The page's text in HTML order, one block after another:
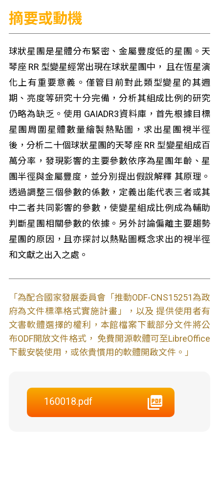
摘要或動機
球狀星團是星體分布緊密、金屬豐度低的星團。天
琴座 RR 型變星經常出現在球狀星團中， 且在恆星演
化上有重要意義。僅管目前對此類型變星的其週
期、亮度等研究十分完備，分析其組成比例的研究
仍略為缺乏。使用 GAIADR3資料庫，首先根據目標
星團周圍星體數量繪製熱點圖，求出星團視半徑
後，分析二十個球狀星團的天琴座 RR 型變星組成百
萬分率，發現影響的主要參數依序為星團年齡、星
團半徑與金屬豐度，並分別提出假說解釋 其原理。
透過調整三個參數的係數，定義出能代表三者或其
中二者共同影響的參數，使變星組成比例成為輔助
判斷星團相關參數的依據。另外討論偏離主要趨勢
星團的原因，且亦探討以熱點圖概念求出的視半徑
和文獻之出入之處。
「為配合國家發展委員會「推動ODF-CNS15251為政
府為文件標準格式實施計畫」，以及 提供使用者有
文書軟體選擇的權利，本館檔案下載部分文件將公
布ODF開放文件格式， 免費開源軟體可至LibreOffice
下載安裝使用，或依貴慣用的軟體開啟文件。」
160018.pdf